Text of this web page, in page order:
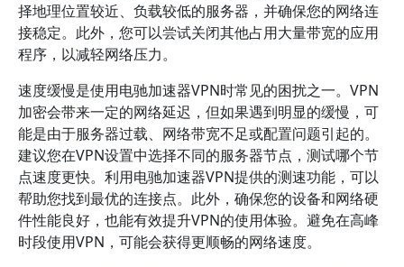
择地理位置较近、负载较低的服务器，并确保您的网络连
接稳定。此外，您可以尝试关闭其他占用大量带宽的应用
程序，以减轻网络压力。
速度缓慢是使用电驰加速器VPN时常见的困扰之一。VPN
加密会带来一定的网络延迟，但如果遇到明显的缓慢，可
能是由于服务器过载、网络带宽不足或配置问题引起的。
建议您在VPN设置中选择不同的服务器节点，测试哪个节
点速度更快。利用电驰加速器VPN提供的测速功能，可以
帮助您找到最优的连接点。此外，确保您的设备和网络硬
件性能良好，也能有效提升VPN的使用体验。避免在高峰
时段使用VPN，可能会获得更顺畅的网络速度。